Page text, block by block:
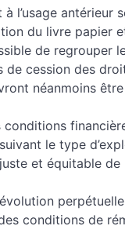
à l’usage
du livre papier
de regrouper
de cession des
néanmoins
conditions
le type
et équitable de
conditions de